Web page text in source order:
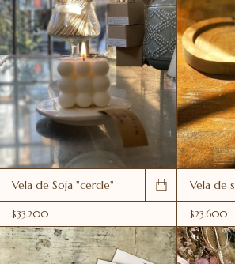
Vela de Soja "cercle"
$33.200
Vela de
$23.600